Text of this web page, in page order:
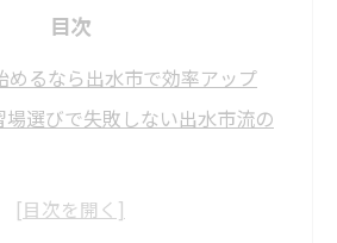
目次
めるなら出水市で効率アップ
場選びで失敗しない出水市流の
安心な出水市ゴルフ練習場活用